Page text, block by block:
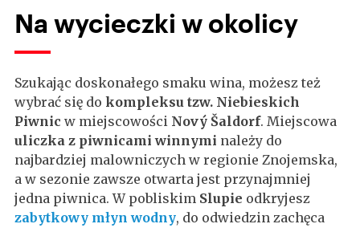
Na wycieczki w okolicy
Szukając doskonałego smaku wina, możesz też
wybrać się do kompleksu tzw. Niebieskich
Piwnic w miejscowości Nový Šaldorf. Miejscowa
uliczka z piwnicami winnymi należy do
najbardziej malowniczych w regionie Znojemska,
a w sezonie zawsze otwarta jest przynajmniej
jedna piwnica. W pobliskim Slupie odkryjesz
zabytkowy młyn wodny, do odwiedzin zachęca